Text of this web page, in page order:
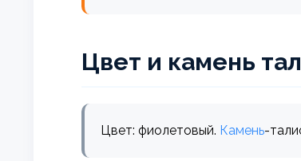
Цвет и камень
Цвет: фиолетовый. Камень-